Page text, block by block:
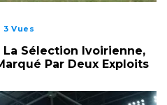
3 Vues
La Sélection Ivoirienne,
Par Deux Exploits